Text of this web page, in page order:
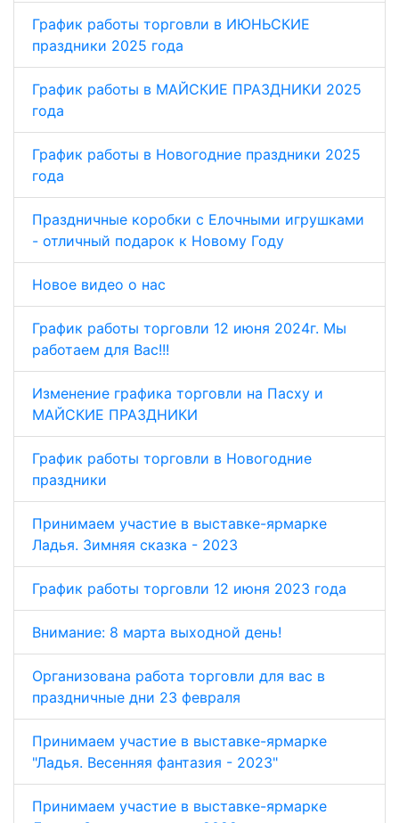
График работы торговли в ИЮНЬСКИЕ
праздники 2025 года
График работы в МАЙСКИЕ ПРАЗДНИКИ 2025
года
График работы в Новогодние праздники 2025
года
Праздничные коробки с Елочными игрушками
- отличный подарок к Новому Году
Новое видео о нас
График работы торговли 12 июня 2024г. Мы
работаем для Вас!!!
Изменение графика торговли на Пасху и
МАЙСКИЕ ПРАЗДНИКИ
График работы торговли в Новогодние
праздники
Принимаем участие в выставке-ярмарке
Ладья. Зимняя сказка - 2023
График работы торговли 12 июня 2023 года
Внимание: 8 марта выходной день!
Организована работа торговли для вас в
праздничные дни 23 февраля
Принимаем участие в выставке-ярмарке
"Ладья. Весенняя фантазия - 2023"
Принимаем участие в выставке-ярмарке